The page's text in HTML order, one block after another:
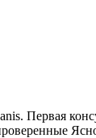
Первая